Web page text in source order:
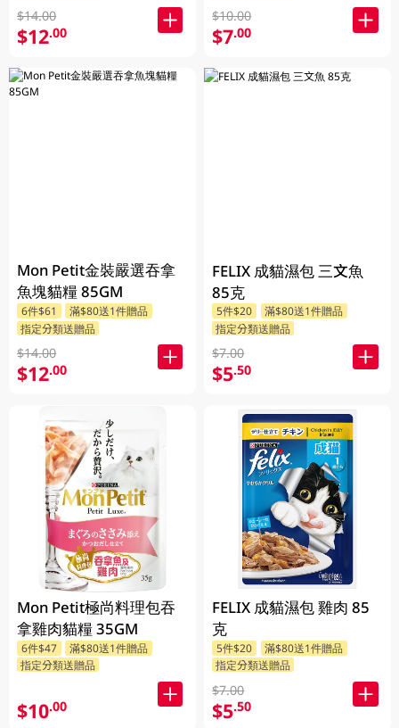
$14.00
$12.00
Mon Petit金裝嚴選吞拿
魚塊貓糧 85GM
6件$61
滿$80送1件贈品
指定分類送贈品
$14.00
$12.00
Mon Petit極尚料理包吞
拿雞肉貓糧 35GM
6件$47
滿$80送1件贈品
指定分類送贈品
$10.00
$10.00
$7.00
FELIX 成貓濕包 三文魚
85克
5件$20
滿$80送1件贈品
指定分類送贈品
$7.00
$5.50
FELIX 成貓濕包 雞肉 85
克
5件$20
滿$80送1件贈品
指定分類送贈品
$7.00
$5.50